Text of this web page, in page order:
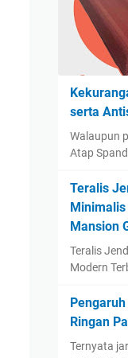
serta
Walaupun
Atap
Teralis
Mansion
Teralis
Modern
Ringan
Ternyata